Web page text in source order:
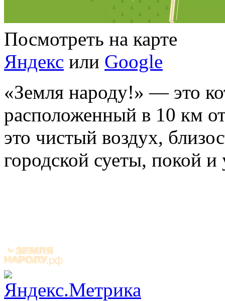
Посмотреть на карте
Яндекс или Google
«Земля народу!» — это
расположенный в 10 км
это чистый воздух,
городской суеты, покой